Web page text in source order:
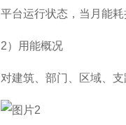
平台运行状态，当月能
2）用能概况
对建筑、部门、区域、